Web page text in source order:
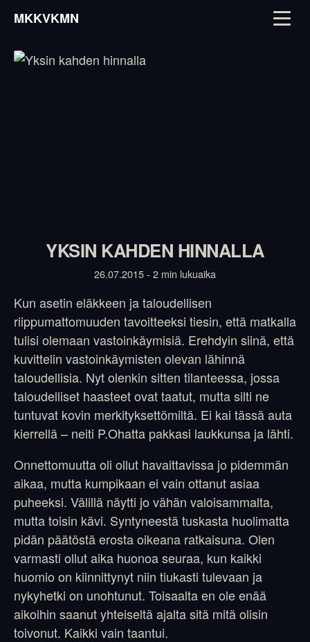
MKKVKMN
YKSIN KAHDEN HINNALLA
26.07.2015 - 2 min lukuaika
Kun asetin eläkkeen ja taloudellisen
riippumattomuuden tavoitteeksi tiesin, että matkalla
tulisi olemaan vastoinkäymisiä. Erehdyin siinä, että
kuvittelin vastoinkäymisten olevan lähinnä
taloudellisia. Nyt olenkin sitten tilanteessa, jossa
taloudelliset haasteet ovat taatut, mutta silti ne
tuntuvat kovin merkityksettömiltä. Ei kai tässä auta
kierrellä – neiti P.Ohatta pakkasi laukkunsa ja lähti.
Onnettomuutta oli ollut havaittavissa jo pidemmän
aikaa, mutta kumpikaan ei vain ottanut asiaa
puheeksi. Välillä näytti jo vähän valoisammalta,
mutta toisin kävi. Syntyneestä tuskasta huolimatta
pidän päätöstä erosta oikeana ratkaisuna. Olen
varmasti ollut aika huonoa seuraa, kun kaikki
huomio on kiinnittynyt niin tiukasti tulevaan ja
nykyhetki on unohtunut. Toisaalta en ole enää
aikoihin saanut yhteiseltä ajalta sitä mitä olisin
toivonut. Kaikki vain taantui.